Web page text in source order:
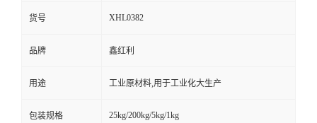
货号 XHL0382
品牌 鑫红利
用途 工业原材料,用于工业化大生产
包装规格 25kg/200kg/5kg/1kg